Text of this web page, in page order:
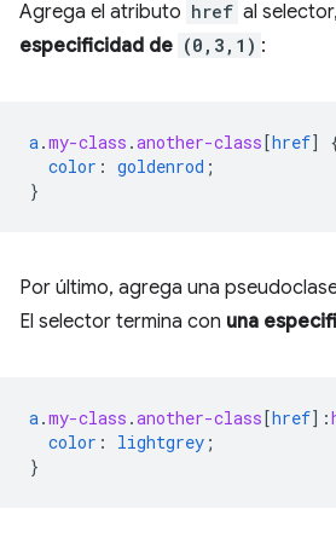
Agrega el atributo href al
especificidad de (0,3,1) :
a.my-class .another-class [href]
color : goldenrod ;
}
Por último, agrega una
El selector termina con una
a.my-class .another-class [href] :
color : lightgrey ;
}